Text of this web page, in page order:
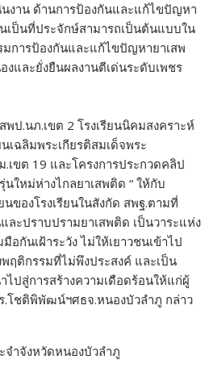
งาน ด้านการป้องกันและแก้ไขปัญหา
เป็นที่ประจักษ์สามารถเป็นต้นแบบใน
มการป้องกันและแก้ไขปัญหายาเสพ
งและยั่งยืนผลงานตีเด่นระดับเพชร
ป.นภ.เขต 2 โรงเรียนนิคมสงคราะห์
เฉลิมพระเกียรติสมเด็จพระ
ขต 19 และโครงการประกวดคลิป
นใหม่ห่างไกลยาเสพติด “ ให้กับ
ของโรงเรียนในสังกัด สพฐ.ตามที่
ละปราบปรามยาเสพติด เป็นวาระแห่ง
กันเฝ้าระวัง ไม่ให้เยาวชนเข้าไป
ฤติกรรมที่ไม่พึงประสงค์ และเป็น
ไปสู่การสร้างความเดือดร้อนให้แก่ผู้
โชติพิพัฒน์ฯศธจ.หนองบัวลำภู กล่าว
ำจังหวัดหนองบัวลำภู